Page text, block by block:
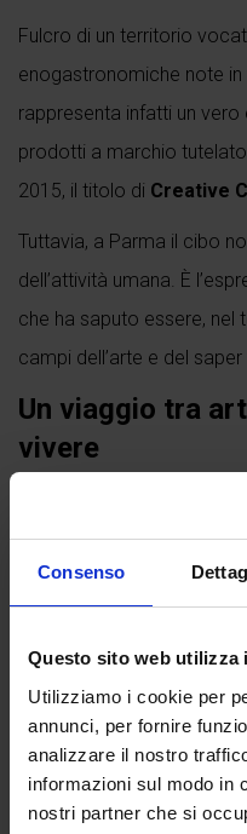
Consenso
Questo sito web utilizza
Utilizziamo i cookie per
annunci, per fornire
analizzare il nostro
informazioni sul modo in
nostri partner che si
Fulcro di un territorio
enogastronomiche note
rappresenta infatti un vero
prodotti a marchio
2015, il titolo di Creative
Tuttavia, a Parma il cibo
dell’attività umana. È
che ha saputo essere, nel
campi dell’arte e del saper
Un viaggio tra
vivere
racconta i luoghi e i
all’identità più autentica
teatri compongono un
Dalle architetture
Continua a leggere